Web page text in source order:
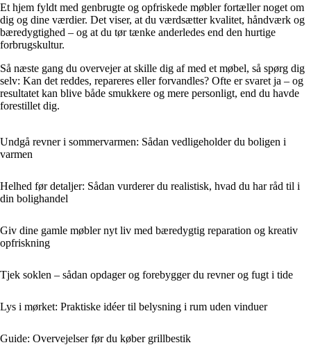
Et hjem fyldt med genbrugte og opfriskede møbler fortæller noget om
dig og dine værdier. Det viser, at du værdsætter kvalitet, håndværk og
bæredygtighed – og at du tør tænke anderledes end den hurtige
forbrugskultur.
Så næste gang du overvejer at skille dig af med et møbel, så spørg dig
selv: Kan det reddes, repareres eller forvandles? Ofte er svaret ja – og
resultatet kan blive både smukkere og mere personligt, end du havde
forestillet dig.
Undgå revner i sommervarmen: Sådan vedligeholder du boligen i
varmen
Helhed før detaljer: Sådan vurderer du realistisk, hvad du har råd til i
din bolighandel
Giv dine gamle møbler nyt liv med bæredygtig reparation og kreativ
opfriskning
Tjek soklen – sådan opdager og forebygger du revner og fugt i tide
Lys i mørket: Praktiske idéer til belysning i rum uden vinduer
Guide: Overvejelser før du køber grillbestik